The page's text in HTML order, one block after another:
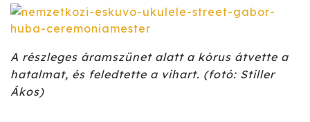
A részleges áramszünet alatt a kórus átvette a
hatalmat, és feledtette a vihart. (fotó: Stiller
Ákos)